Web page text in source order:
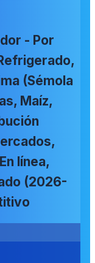
- Por
(Sémola
Maíz,
línea,
(2026-